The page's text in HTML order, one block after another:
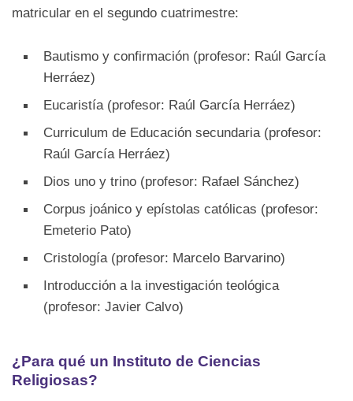
matricular en el segundo cuatrimestre:
Bautismo y confirmación (profesor: Raúl García
Herráez)
Eucaristía (profesor: Raúl García Herráez)
Curriculum de Educación secundaria (profesor:
Raúl García Herráez)
Dios uno y trino (profesor: Rafael Sánchez)
Corpus joánico y epístolas católicas (profesor:
Emeterio Pato)
Cristología (profesor: Marcelo Barvarino)
Introducción a la investigación teológica
(profesor: Javier Calvo)
¿Para qué un Instituto de Ciencias
Religiosas?